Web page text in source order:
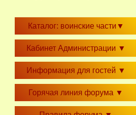
Каталог: воинские части ▼
Кабинет Администрации ▼
Информация для гостей ▼
Горячая линия форума ▼